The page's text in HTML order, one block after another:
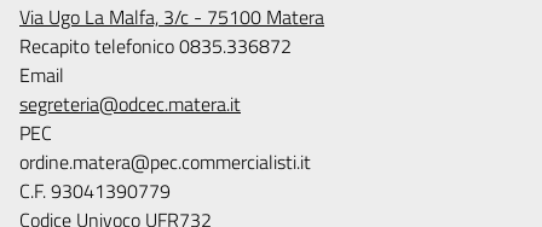
Via Ugo La Malfa, 3/c - 75100 Matera
Recapito telefonico 0835.336872
Email
segreteria@odcec.matera.it
PEC
ordine.matera@pec.commercialisti.it
C.F. 93041390779
Codice Univoco UFR732